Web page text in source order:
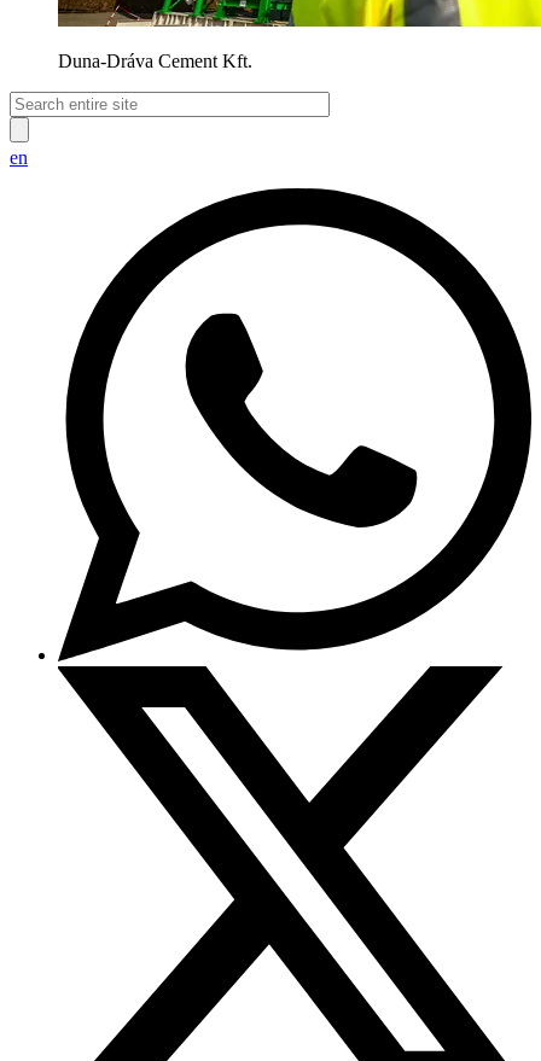
Duna-Dráva Cement Kft.
en